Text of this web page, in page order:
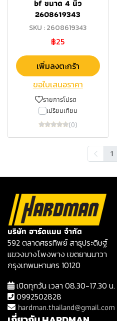
bf ขนาด 4 นิ้ว
2608619343
SKU : 2608619343
฿25
เพิ่มลงตะกร้า
ขอใบเสนอราคา
รายการโปรด
เปรียบเทียบ
(0)
1
บริษัท ฮาร์ดแมน จำกัด
592 ตลาดศธรทิพย์ สาธุประดิษฐ์
แขวงบางโพงพาง เขตยานนาวา
กรุงเทพมหานคร 10120
เปิดทุกวัน เวลา 08.30-17.30 น.
0992502828
hardman.thailand@gmail.com